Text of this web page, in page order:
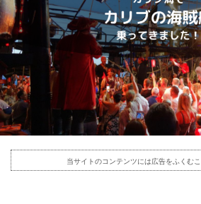
当サイトのコンテンツには広告をふくむこ